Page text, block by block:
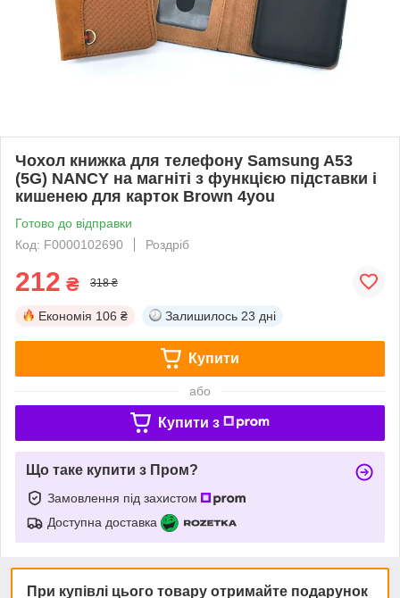
Чохол книжка для телефону Samsung A53
(5G) NANCY на магніті з функцією підставки і
кишенею для карток Brown 4you
Готово до відправки
Код: F0000102690
Роздріб
212 ₴ 318 ₴
Економія 106 ₴ Залишилось 23 дні
Купити
або
Купити з
Що таке купити з Пром?
Замовлення під захистом
Доступна доставка
При купівлі цього товару отримайте подарунок